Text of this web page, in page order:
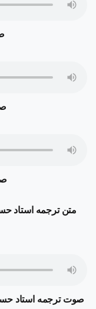
متن ترجمه استاد
صوت ترجمه استاد